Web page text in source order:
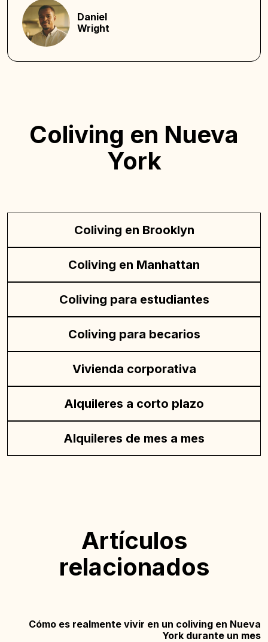
Daniel
Wright
Coliving en Nueva
York
Coliving en Brooklyn
Coliving en Manhattan
Coliving para estudiantes
Coliving para becarios
Vivienda corporativa
Alquileres a corto plazo
Alquileres de mes a mes
Artículos
relacionados
Cómo es realmente vivir en un coliving en Nueva
York durante un mes